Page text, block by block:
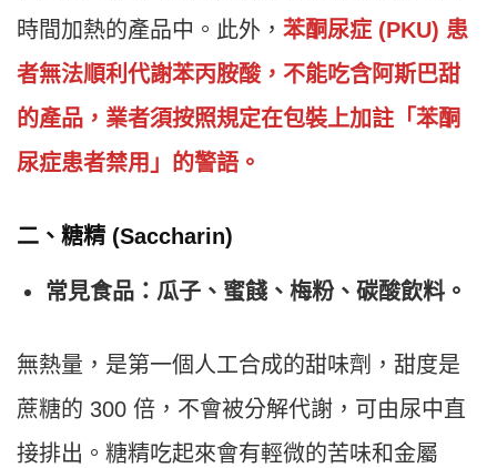
時間加熱的產品中。此外， 苯酮尿症 (PKU) 患
者無法順利代謝苯丙胺酸，不能吃含阿斯巴甜
的產品，業者須按照規定在包裝上加註「苯酮
尿症患者禁用」的警語。
二、 糖精 (Saccharin)
常見食品：瓜子、蜜餞、梅粉、碳酸飲料。
無熱量，是第一個人工合成的甜味劑，甜度是
蔗糖的 300 倍，不會被分解代謝，可由尿中直
接排出。糖精吃起來會有輕微的苦味和金屬